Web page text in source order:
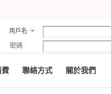
用戶名
密碼
費 聯絡方式 關於我們